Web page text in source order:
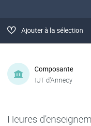
Ajouter à la sélection
Composante
IUT d'Annecy
Heures